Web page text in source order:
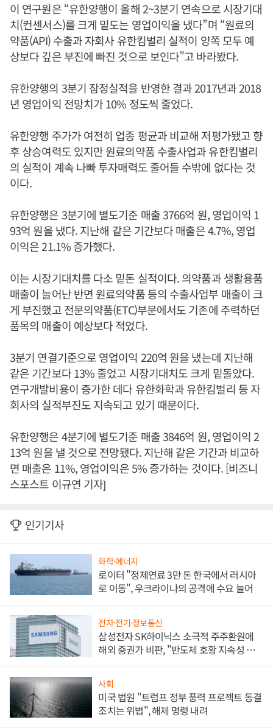
이 연구원은 “유한양행이 올해 2~3분기 연속으로 시장기대
치(컨센서스)를 크게 밑도는 영업이익을 냈다”며 “원료의
약품(API) 수출과 자회사 유한킴벌리 실적이 양쪽 모두 예
상보다 깊은 부진에 빠진 것으로 보인다”고 바라봤다.
유한양행의 3분기 잠정실적을 반영한 결과 2017년과 2018
년 영업이익 전망치가 10% 정도씩 줄었다.
유한양행 주가가 여전히 업종 평균과 비교해 저평가됐고 향
후 상승여력도 있지만 원료의약품 수출사업과 유한킴벌리
의 실적이 계속 나빠 투자매력도 줄어들 수밖에 없다는 것
이다.
유한양행은 3분기에 별도기준 매출 3766억 원, 영업이익 1
93억 원을 냈다. 지난해 같은 기간보다 매출은 4.7%, 영업
이익은 21.1% 증가했다.
이는 시장기대치를 다소 밑돈 실적이다. 의약품과 생활용품
매출이 늘어난 반면 원료의약품 등의 수출사업부 매출이 크
게 부진했고 전문의약품(ETC)부문에서도 기존에 주력하던
품목의 매출이 예상보다 적었다.
3분기 연결기준으로 영업이익 220억 원을 냈는데 지난해
같은 기간보다 13% 줄었고 시장기대치도 크게 밑돌았다.
연구개발비용이 증가한 데다 유한화학과 유한킴벌리 등 자
회사의 실적부진도 지속되고 있기 때문이다.
유한양행은 4분기에 별도기준 매출 3846억 원, 영업이익 2
13억 원을 낼 것으로 전망됐다. 지난해 같은 기간과 비교하
면 매출은 11%, 영업이익은 5% 증가하는 것이다. [비즈니
스포스트 이규연 기자]
인기기사
화학·에너지
로이터 "정제연료 3만 톤 한국에서 러시아
로 이동", 우크라이나의 공격에 수요 늘어
전자·전기·정보통신
삼성전자 SK하이닉스 소극적 주주환원에
해외 증권가 비판, "반도체 호황 지속성 의
사회
미국 법원 "트럼프 정부 풍력 프로젝트 동결
조치는 위법", 해제 명령 내려